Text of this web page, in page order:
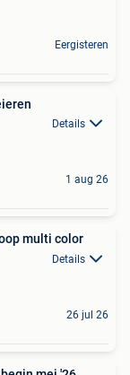
Eergisteren
Details
1 aug 26
multi color
Details
26 jul 26